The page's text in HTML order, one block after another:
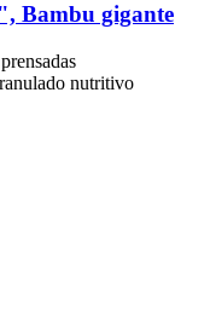
Bambu gigante
nutritivo